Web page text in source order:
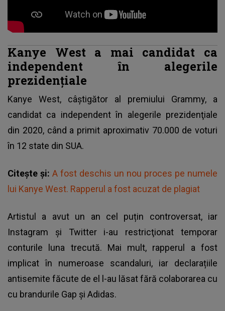
Kanye West a mai candidat ca
independent în alegerile
prezidenţiale
Kanye West, câştigător al premiului Grammy, a
candidat ca independent în alegerile prezidenţiale
din 2020, când a primit aproximativ 70.000 de voturi
în 12 state din SUA.
Citește și: A fost deschis un nou proces pe numele
lui Kanye West. Rapperul a fost acuzat de plagiat
Artistul a avut un an cel puțin controversat, iar
Instagram şi Twitter i-au restricţionat temporar
conturile luna trecută. Mai mult, rapperul a fost
implicat în numeroase scandaluri, iar declarațiile
antisemite făcute de el l-au lăsat fără colaborarea cu
cu brandurile Gap și Adidas.